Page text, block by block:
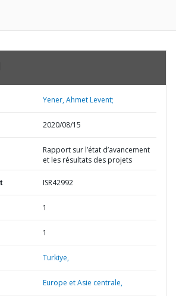
Yener, Ahmet Levent;
2020/08/15
Rapport sur l’état d’avancement
et les résultats des projets
ISR42992
1
1
Turkiye,
Europe et Asie centrale,